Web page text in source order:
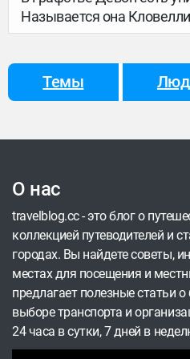
Называется она
улица, а вход в нее…
не уменьшается.
деревень и правда в
Темы
О нас
travelblog.cc - это блог о
коллекцией путеводителей и
городах. Вы найдете советы,
местах для посещения и
предлагает полезные статьи
выборе транспорта и
24 часа в сутки, 7 дней в